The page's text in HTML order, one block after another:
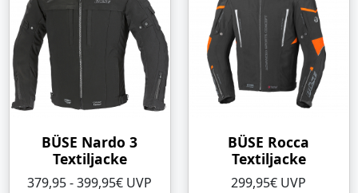
BÜSE Nardo 3
Textiljacke
379,95 - 399,95€ UVP
BÜSE Rocca
Textiljacke
299,95€ UVP